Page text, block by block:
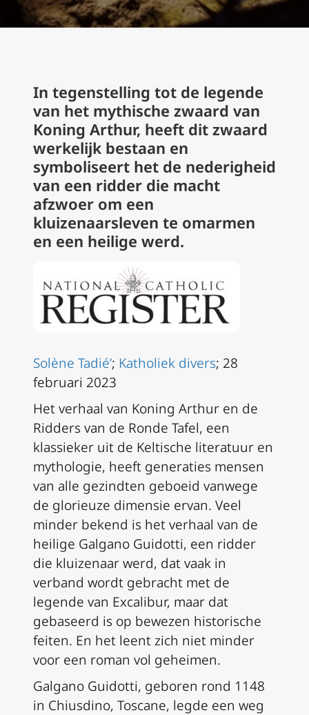
In tegenstelling tot de legende
van het mythische zwaard van
Koning Arthur, heeft dit zwaard
werkelijk bestaan en
symboliseert het de nederigheid
van een ridder die macht
afzwoer om een
kluizenaarsleven te omarmen
en een heilige werd.
Solène Tadié’; Katholiek divers; 28
februari 2023
Het verhaal van Koning Arthur en de
Ridders van de Ronde Tafel, een
klassieker uit de Keltische literatuur en
mythologie, heeft generaties mensen
van alle gezindten geboeid vanwege
de glorieuze dimensie ervan. Veel
minder bekend is het verhaal van de
heilige Galgano Guidotti, een ridder
die kluizenaar werd, dat vaak in
verband wordt gebracht met de
legende van Excalibur, maar dat
gebaseerd is op bewezen historische
feiten. En het leent zich niet minder
voor een roman vol geheimen.
Galgano Guidotti, geboren rond 1148
in Chiusdino, Toscane, legde een weg